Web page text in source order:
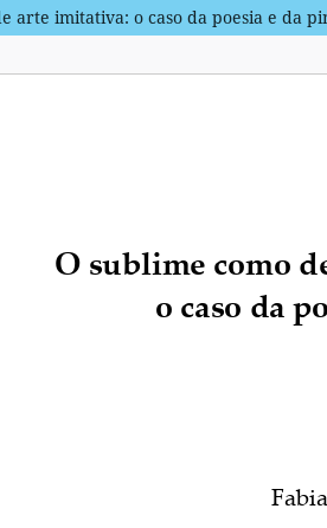
arte imitativa: o caso da poesia e da